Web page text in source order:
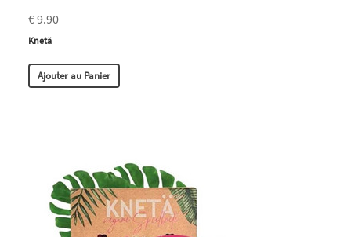
€ 9.90
Knetä
Ajouter au Panier